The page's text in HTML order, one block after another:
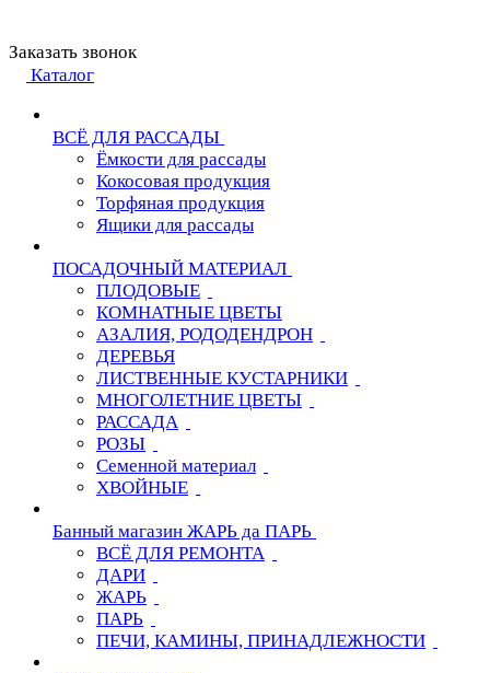
Заказать звонок
Каталог
ВСЁ ДЛЯ РАССАДЫ
Ёмкости для рассады
Кокосовая продукция
Торфяная продукция
Ящики для рассады
ПОСАДОЧНЫЙ МАТЕРИАЛ
ПЛОДОВЫЕ
КОМНАТНЫЕ ЦВЕТЫ
АЗАЛИЯ, РОДОДЕНДРОН
ДЕРЕВЬЯ
ЛИСТВЕННЫЕ КУСТАРНИКИ
МНОГОЛЕТНИЕ ЦВЕТЫ
РАССАДА
РОЗЫ
Семенной материал
ХВОЙНЫЕ
Банный магазин ЖАРЬ да ПАРЬ
ВСЁ ДЛЯ РЕМОНТА
ДАРИ
ЖАРЬ
ПАРЬ
ПЕЧИ, КАМИНЫ, ПРИНАДЛЕЖНОСТИ